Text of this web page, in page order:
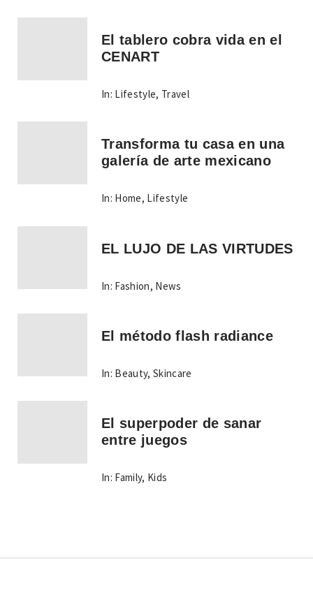
El tablero cobra vida en el
CENART
In: Lifestyle, Travel
Transforma tu casa en una
galería de arte mexicano
In: Home, Lifestyle
EL LUJO DE LAS VIRTUDES
In: Fashion, News
El método flash radiance
In: Beauty,Skincare
El superpoder de sanar
entre juegos
In: Family, Kids